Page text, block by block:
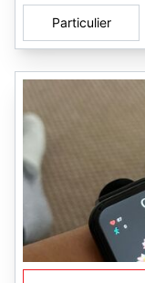
Particulier